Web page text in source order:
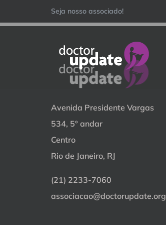
para
Seja nosso associado!
[woocommerce_cart]
Avenida Presidente Vargas
534, 5º andar
Centro
Rio de Janeiro, RJ
(21) 2233-7060
associacao@doctorupdate.org